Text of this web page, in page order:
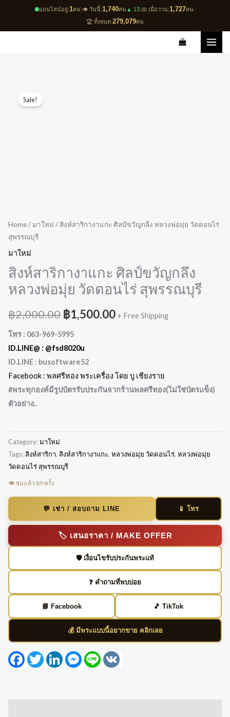
ออนไลน์อยู่:1คน|👁️ วันนี้:1,740คน ▲ 13|📅 เมื่อวาน:1,727คน|
🏆 ทั้งหมด:279,079คน
content
Sale!
Home/ มาใหม่ / สิงห์สาริกางาแกะ ศิลป์ขวัญกลึง หลวงพ่อมุ่ย วัดดอนไร่
สุพรรณบุรี
มาใหม่
สิงห์สาริกางาแกะ ศิลป์ขวัญกลึง
หลวงพ่อมุ่ย วัดดอนไร่ สุพรรณบุรี
฿2,000.00 ฿1,500.00 + Free Shipping
โทร : 063-969-5995
ID.LINE@ : @fsd8020u
ID.LINE : busoftware52
Facebook : พลศรีทอง พระเครื่อง โดย บู เชียงราย
#พระทุกองค์มีรูปบัตรรับประกันจากร้านพลศรีทอง(ไม่ใช่บัตรแข็ง)
ตัวอย่าง..
Category:มาใหม่
Tags: สิงห์สาริกา, สิงห์สาริกางาแกะ, หลวงพ่อมุ่ย วัดดอนไร่, หลวงพ่อมุ่ย
วัดดอนไร่ สุพรรณบุรี
👁️ ชมแล้ว 89 ครั้ง
💬 เช่า / สอบถาม LINE 📱 โทร
🏷️ เสนอราคา / MAKE OFFER
🛡️ เงื่อนไขรับประกันพระแท้
❓ คำถามที่พบบ่อย
📘 Facebook 🎵 TikTok
💰 มีพระแบบนี้อยากขาย คลิกเลย
FacebookTwitterLinkedInMessenger
Line